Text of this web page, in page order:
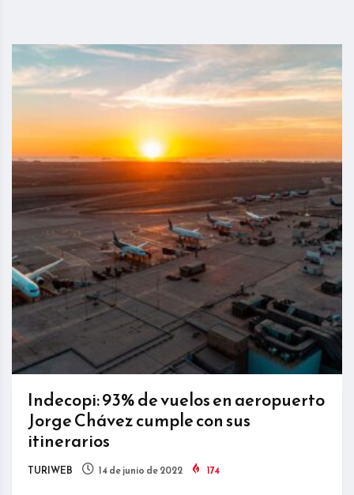
Indecopi: 93% de vuelos en aeropuerto
Jorge Chávez cumple con sus
itinerarios
TURIWEB 14 de junio de 2022 174